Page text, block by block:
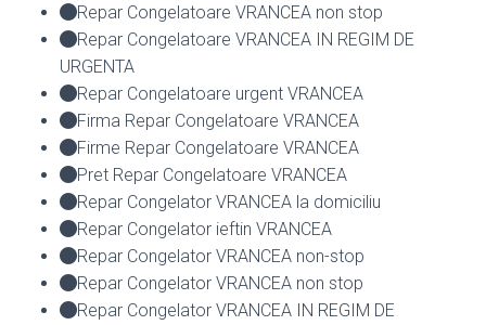
Repar Congelatoare VRANCEA non stop
Repar Congelatoare VRANCEA IN REGIM DE
URGENTA
Repar Congelatoare urgent VRANCEA
Firma Repar Congelatoare VRANCEA
Firme Repar Congelatoare VRANCEA
Pret Repar Congelatoare VRANCEA
Repar Congelator VRANCEA la domiciliu
Repar Congelator ieftin VRANCEA
Repar Congelator VRANCEA non-stop
Repar Congelator VRANCEA non stop
Repar Congelator VRANCEA IN REGIM DE